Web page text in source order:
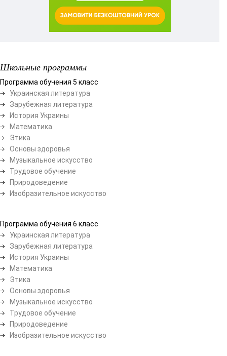
Школьные программы
Программа обучения 5 класс
Украинская литература
Зарубежная литература
История Украины
Математика
Этика
Основы здоровья
Музыкальное искусство
Трудовое обучение
Природоведение
Изобразительное искусство
Программа обучения 6 класс
Украинская литература
Зарубежная литература
История Украины
Математика
Этика
Основы здоровья
Музыкальное искусство
Трудовое обучение
Природоведение
Изобразительное искусство